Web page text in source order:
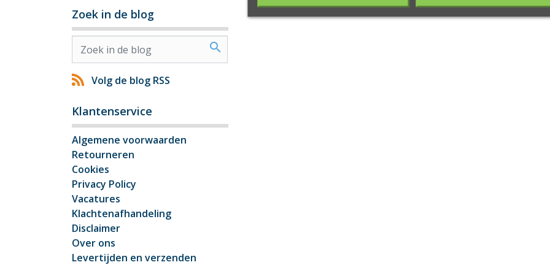
Zoek in de blog
search
Volg de blog RSS
Klantenservice
Algemene voorwaarden
Retourneren
Cookies
Privacy Policy
Vacatures
Klachtenafhandeling
Disclaimer
Over ons
Levertijden en verzenden